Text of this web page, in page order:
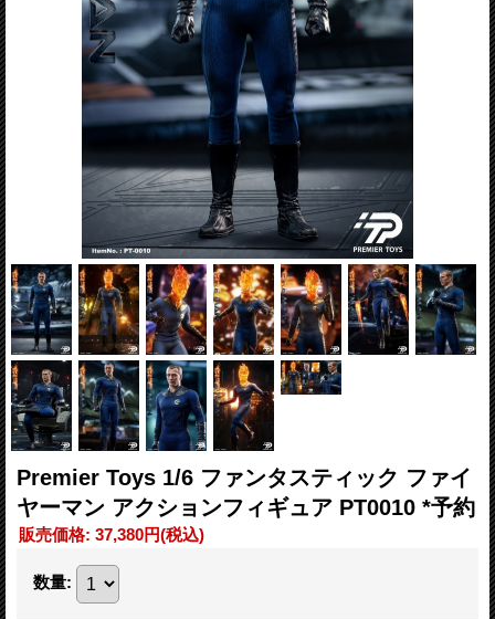
Premier Toys 1/6 ファンタスティック ファイ
ヤーマン アクションフィギュア PT0010 *予約
販売価格: 37,380円(税込)
数量: